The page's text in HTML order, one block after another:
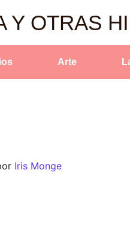
Y OTRAS
Arte
Iris Monge